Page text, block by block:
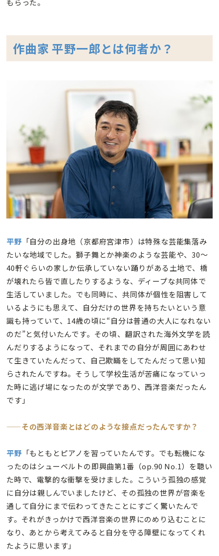
もらった。
作曲家 平野一郎とは何者か？
平野 「自分の出身地（京都府宮津市）は特殊な芸能集落み
たいな地域でした。獅子舞とか神楽のような芸能や、30〜
40軒ぐらいの家しか伝承していない踊りがある土地で、橋
が壊れたら皆で直したりするような、ディープな共同体で
生活していました。でも同時に、共同体が個性を阻害して
いるようにも思えて、自分だけの世界を持ちたいという意
識も持っていて、14歳の頃に“自分は普通の大人になれない
のだ”と気付いたんです。その頃、翻訳された海外文学を読
んだりするようになって、それまでの自分が周囲にあわせ
て生きていたんだって、自己欺瞞をしてたんだって思い知
らされたんですね。そうして学校生活が苦痛になっていっ
た時に逃げ場になったのが文学であり、西洋音楽だったん
です」
——その西洋音楽とはどのような接点だったんですか？
平野 「もともとピアノを習っていたんです。でも転機にな
ったのはシューベルトの即興曲第1番（op.90 No.1）を聴い
た時で、電撃的な衝撃を受けました。こういう孤独の感覚
に自分は親しんでいましたけど、その孤独の世界が音楽を
通して自分にまで伝わってきたことにすごく驚いたんで
す。それがきっかけで西洋音楽の世界にのめり込むことに
なり、あとから考えてみると自分を守る障壁になってくれ
たように思います」